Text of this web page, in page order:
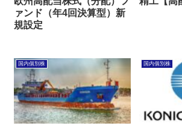
ァンド（年4回決算型）新
規設定
国内個別株 国内個別株